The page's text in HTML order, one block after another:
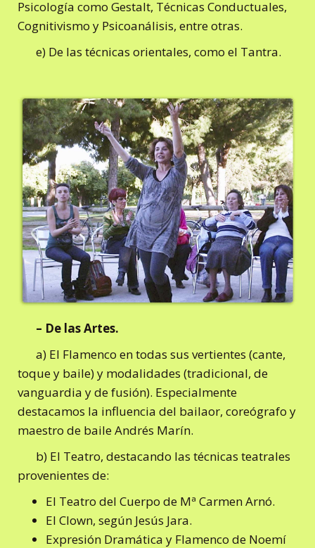
Psicología como Gestalt, Técnicas Conductuales,
Cognitivismo y Psicoanálisis, entre otras.
e) De las técnicas orientales, como el Tantra.
– De las Artes.
a) El Flamenco en todas sus vertientes (cante,
toque y baile) y modalidades (tradicional, de
vanguardia y de fusión). Especialmente
destacamos la influencia del bailaor, coreógrafo y
maestro de baile Andrés Marín.
b) El Teatro, destacando las técnicas teatrales
provenientes de:
El Teatro del Cuerpo de Mª Carmen Arnó.
El Clown, según Jesús Jara.
Expresión Dramática y Flamenco de Noemí